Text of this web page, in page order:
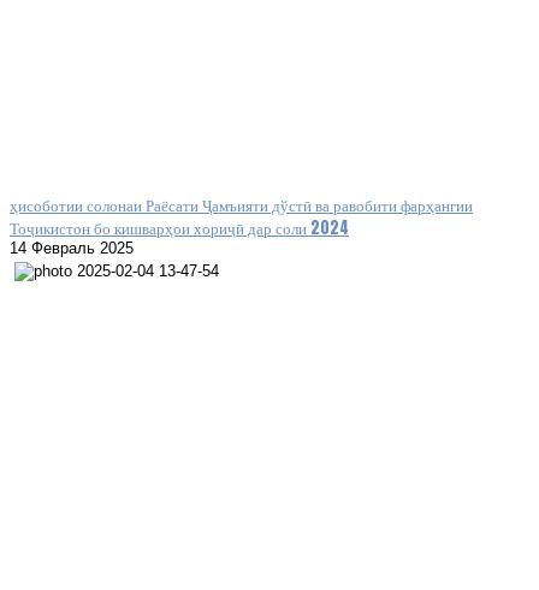
ҳисоботии солонаи Раёсати Ҷамъияти дўстӣ ва равобити фарҳангии
Тоҷикистон бо кишварҳои хориҷӣ дар соли 2024
14 Февраль 2025